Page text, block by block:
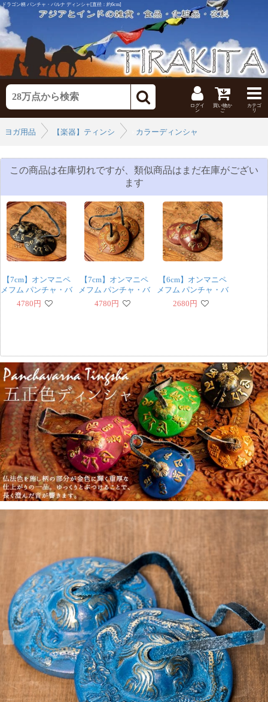
ドラゴン柄 パンチャ・バルナ ディンシャ[直径：約6cm]
ログイ
ン
買い物か
ご
カテゴ
リ
ヨガ用品
【楽器】ティンシャ カラーディンシャ
この商品は在庫切れですが、類似商品はまだ在庫がござい
ます
【7cm】オンマニペ
メフム パンチャ・バ
ルナ ディンシャ - 黒
4780 円
【7cm】オンマニペ
メフム パンチャ・バ
ルナ ディンシャ - ラ
イトブラウン
4780 円
【6cm】オンマニペ
メフム パンチャ・バ
ルナ ディンシャ - ブ
ラウン
2680 円
‹ ›